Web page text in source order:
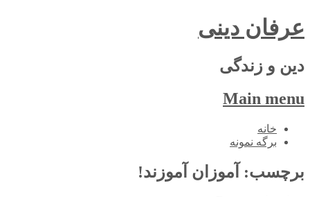
عرفان دینی
دین و زندگی
Main menu
Skip
خانه
برگه نمونه
برچسب: آموزان آموزند!